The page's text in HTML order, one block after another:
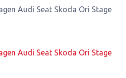
Audi Seat Skoda Ori Stage
Audi Seat Skoda Ori Stage